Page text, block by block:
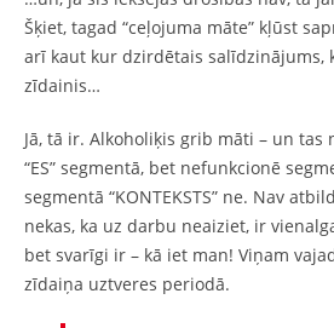
Šķiet, tagad “ceļojuma māte” kļūst
arī kaut kur dzirdētais salīdzinājums,
zīdainis…
Jā, tā ir. Alkoholiķis grib māti – un tas
“ES” segmentā, bet nefunkcionē
segmentā “KONTEKSTS” ne. Nav
nekas, ka uz darbu neaiziet, ir
bet svarīgi ir – kā iet man! Viņam
zīdaiņa uztveres periodā.